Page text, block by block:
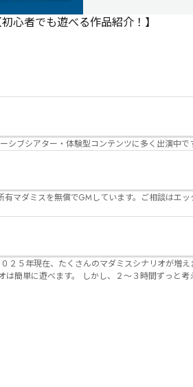
心者でも遊べる作品紹介！】
シブシアター・体験型コンテンツに多く出演中で
マダミスを無償でGMしています。ご相談はエ
っと考え＆議論して、見
な本格推理マダミスをお届けしま